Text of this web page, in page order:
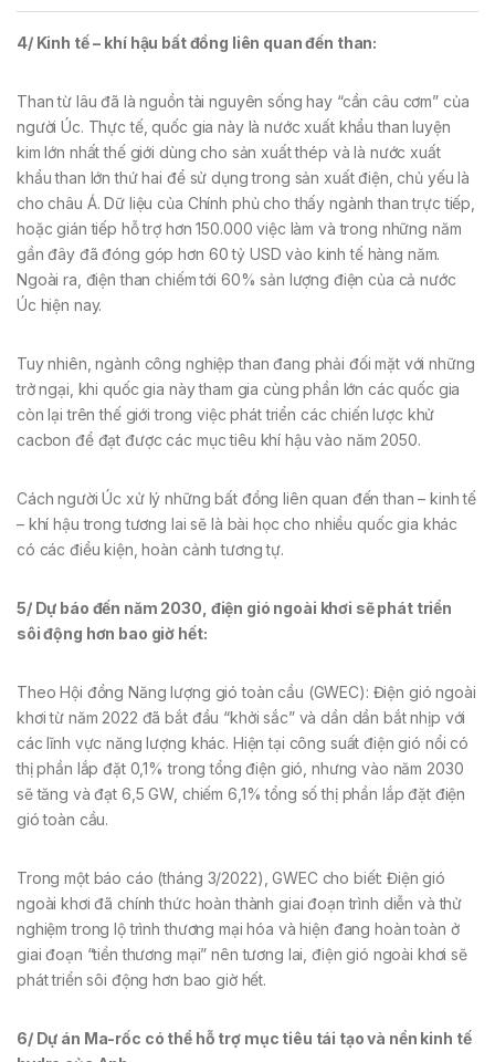
4/ Kinh tế – khí hậu bất đồng liên quan đến than:
Than từ lâu đã là nguồn tài nguyên sống hay “cần câu cơm” của
người Úc. Thực tế, quốc gia này là nước xuất khẩu than luyện
kim lớn nhất thế giới dùng cho sản xuất thép và là nước xuất
khẩu than lớn thứ hai để sử dụng trong sản xuất điện, chủ yếu là
cho châu Á. Dữ liệu của Chính phủ cho thấy ngành than trực tiếp,
hoặc gián tiếp hỗ trợ hơn 150.000 việc làm và trong những năm
gần đây đã đóng góp hơn 60 tỷ USD vào kinh tế hàng năm.
Ngoài ra, điện than chiếm tới 60% sản lượng điện của cả nước
Úc hiện nay.
Tuy nhiên, ngành công nghiệp than đang phải đối mặt với những
trở ngại, khi quốc gia này tham gia cùng phần lớn các quốc gia
còn lại trên thế giới trong việc phát triển các chiến lược khử
cacbon để đạt được các mục tiêu khí hậu vào năm 2050.
Cách người Úc xử lý những bất đồng liên quan đến than – kinh tế
– khí hậu trong tương lai sẽ là bài học cho nhiều quốc gia khác
có các điều kiện, hoàn cảnh tương tự.
5/ Dự báo đến năm 2030, điện gió ngoài khơi sẽ phát triển
sôi động hơn bao giờ hết:
Theo Hội đồng Năng lượng gió toàn cầu (GWEC): Điện gió ngoài
khơi từ năm 2022 đã bắt đầu “khởi sắc” và dần dần bắt nhịp với
các lĩnh vực năng lượng khác. Hiện tại công suất điện gió nổi có
thị phần lắp đặt 0,1% trong tổng điện gió, nhưng vào năm 2030
sẽ tăng và đạt 6,5 GW, chiếm 6,1% tổng số thị phần lắp đặt điện
gió toàn cầu.
Trong một báo cáo (tháng 3/2022), GWEC cho biết: Điện gió
ngoài khơi đã chính thức hoàn thành giai đoạn trình diễn và thử
nghiệm trong lộ trình thương mại hóa và hiện đang hoàn toàn ở
giai đoạn “tiền thương mại” nên tương lai, điện gió ngoài khơi sẽ
phát triển sôi động hơn bao giờ hết.
6/ Dự án Ma-rốc có thể hỗ trợ mục tiêu tái tạo và nền kinh tế